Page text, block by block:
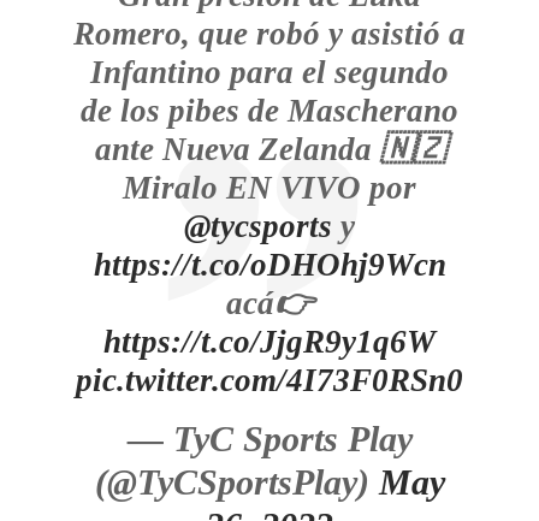
Romero, que robó y asistió a
Infantino para el segundo
de los pibes de Mascherano
ante Nueva Zelanda 🇳🇿
Miralo EN VIVO por
@tycsports y
https://t.co/oDHOhj9Wcn
acá👉
https://t.co/JjgR9y1q6W
pic.twitter.com/4I73F0RSn0
— TyC Sports Play
(@TyCSportsPlay) May